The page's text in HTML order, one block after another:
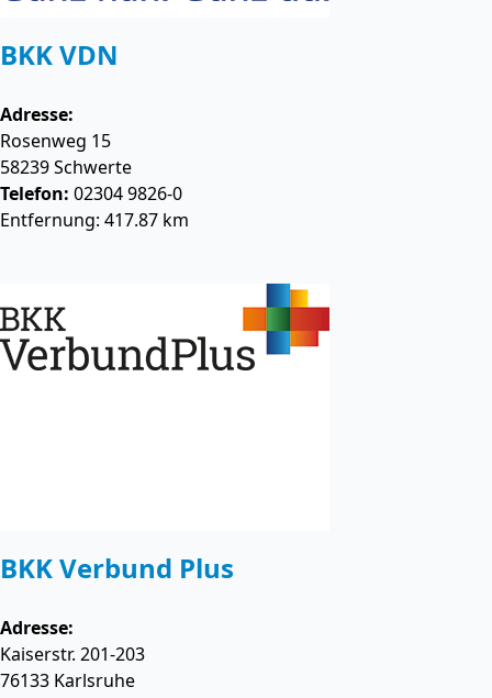
BKK VDN
Adresse:
Rosenweg 15
58239Schwerte
Telefon: 02304 9826-0
Entfernung: 417.87 km
BKK Verbund Plus
Adresse:
Kaiserstr. 201-203
76133 Karlsruhe